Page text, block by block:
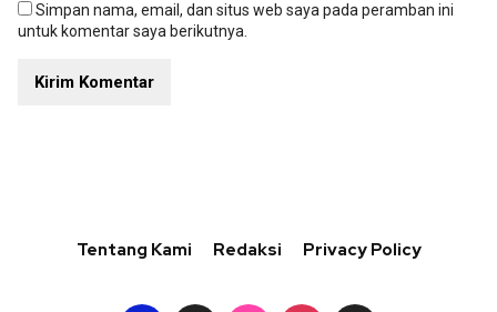
Simpan nama, email, dan situs web saya pada peramban ini
untuk komentar saya berikutnya.
Tentang Kami Redaksi Privacy Policy